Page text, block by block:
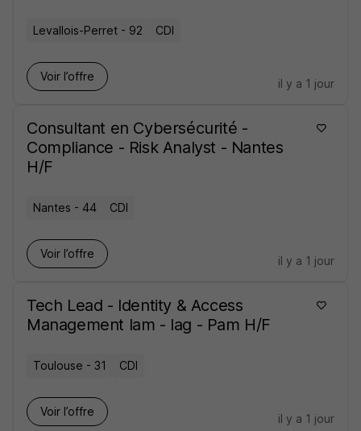
Levallois-Perret - 92 CDI
Voir l’offre
il y a 1 jour
Consultant en Cybersécurité -
Compliance - Risk Analyst - Nantes
H/F
Nantes - 44 CDI
Voir l’offre
il y a 1 jour
Tech Lead - Identity & Access
Management Iam - Iag - Pam H/F
Toulouse - 31 CDI
Voir l’offre
il y a 1 jour